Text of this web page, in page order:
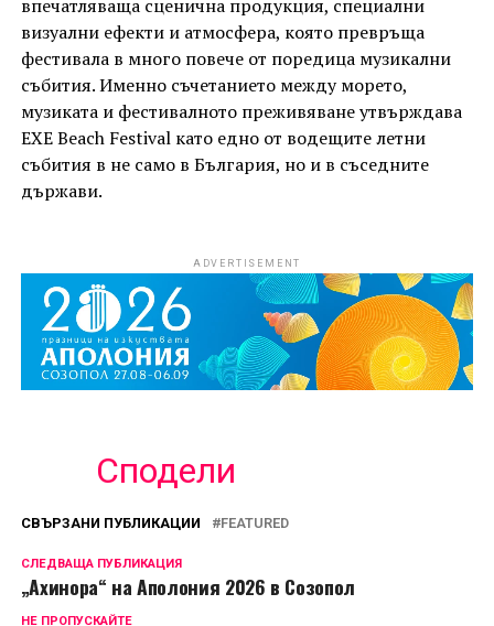
впечатляваща сценична продукция, специални
визуални ефекти и атмосфера, която превръща
фестивала в много повече от поредица музикални
събития. Именно съчетанието между морето,
музиката и фестивалното преживяване утвърждава
EXE Beach Festival като едно от водещите летни
събития в не само в България, но и в съседните
държави.
ADVERTISEMENT
Сподели
СВЪРЗАНИ ПУБЛИКАЦИИ FEATURED
СЛЕДВАЩА ПУБЛИКАЦИЯ
„Ахинора“ на Аполония 2026 в Созопол
НЕ ПРОПУСКАЙТЕ